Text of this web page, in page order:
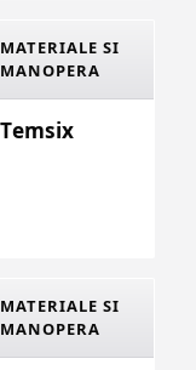
MATERIALE SI
MANOPERA
Temsix
MATERIALE SI
MANOPERA